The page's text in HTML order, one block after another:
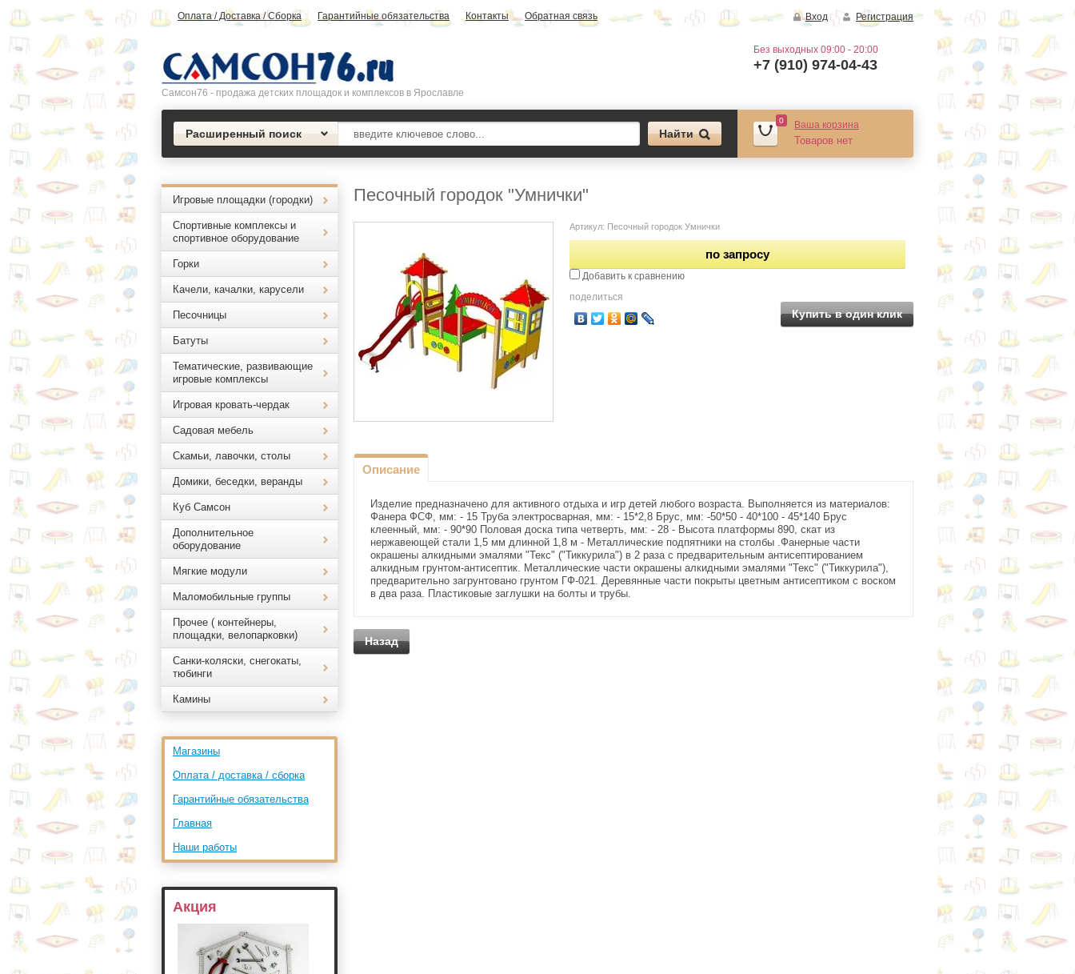
Оплата / Доставка / Сборка Гарантийные обязательства Контакты Обратная связь Вход Регистрация
Самсон76 - продажа детских площадок и комплексов в Ярославле
Без выходных 09:00 - 20:00
+7 (910) 974-04-43
Расширенный поиск
0 Ваша корзина
Товаров нет
Игровые площадки (городки)
Спортивные комплексы и
спортивное оборудование
Горки
Качели, качалки, карусели
Песочницы
Батуты
Тематические, развивающие
игровые комплексы
Игровая кровать-чердак
Садовая мебель
Скамьи, лавочки, столы
Домики, беседки, веранды
Куб Самсон
Дополнительное
оборудование
Мягкие модули
Маломобильные группы
Прочее ( контейнеры,
площадки, велопарковки)
Санки-коляски, снегокаты,
тюбинги
Камины
Магазины
Оплата / доставка / сборка
Гарантийные обязательства
Главная
Наши работы
Акция
Песочный городок "Умнички"
Артикул: Песочный городок Умнички
по запросу
Добавить к сравнению
поделиться
Купить в один клик
Описание
Изделие предназначено для активного отдыха и игр детей любого возраста. Выполняется из материалов:
Фанера ФСФ, мм: - 15 Труба электросварная, мм: - 15*2,8 Брус, мм: -50*50 - 40*100 - 45*140 Брус
клеенный, мм: - 90*90 Половая доска типа четверть, мм: - 28 - Высота платформы 890, скат из
нержавеющей стали 1,5 мм длинной 1,8 м - Металлические подпятники на столбы .Фанерные части
окрашены алкидными эмалями "Текс" ("Тиккурила") в 2 раза с предварительным антисептированием
алкидным грунтом-антисептик. Металлические части окрашены алкидными эмалями "Текс" ("Тиккурила"),
предварительно загрунтовано грунтом ГФ-021. Деревянные части покрыты цветным антисептиком с воском
в два раза. Пластиковые заглушки на болты и трубы.
Назад